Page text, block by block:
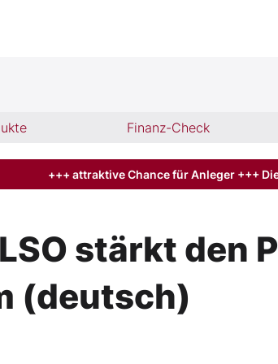
Finanz-Check
ONLINE lesen
+++ attraktive Chance für Anleger +++
stärkt den
(deutsch)